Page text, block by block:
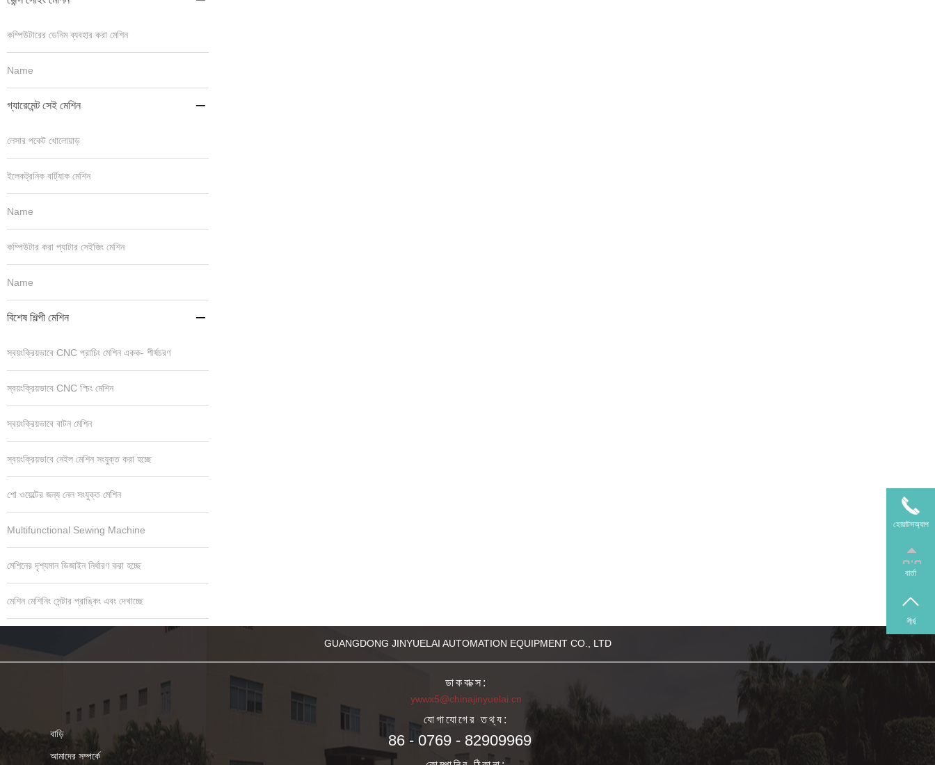
কম্পিউটারের ডেনিম ব্যবহার করা মেশিন
Name
গ্যারেমেন্ট সেই মেশিন 
লেসার পকেট খোলোয়াড়
ইলেকট্রনিক বার্ট্যাক মেশিন
Name
কম্পিউটার করা প্যাটার সেইজিং মেশিন
Name
বিশেষ শিল্পী মেশিন 
স্বয়ংক্রিয়ভাবে CNC প্রাচিং মেশিন একক- শীর্ষচরণ
স্বয়ংক্রিয়ভাবে CNC প্চিং মেশিন
স্বয়ংক্রিয়ভাবে বাটন মেশিন
স্বয়ংক্রিয়ভাবে নেইল মেশিন সংযুক্ত করা হচ্ছে
শো ওয়েল্টের জন্য নেল সংযুক্ত মেশিন
Multifunctional Sewing Machine
মেশিনের দৃশ্যমান ডিজাইন নির্ধারণ করা হচ্ছে
মেশিন মেশিনিং সেন্টার প্রাঙ্কিং এবং দেখাচ্ছে
GUANGDONG JINYUELAI AUTOMATION EQUIPMENT CO., LTD
বাড়ি
আমাদের সম্পর্কে
ডাকবাক্স:
ywwx5@chinajinyuelai.cn
যোগাযোগের তথ্য:
86 - 0769 - 82909969
হোয়াটসঅ্যাপ
বার্তা
শীর্ষ